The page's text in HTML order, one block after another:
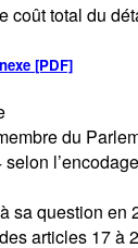
coût total du
[PDF]
du
sa question
articles 17 à